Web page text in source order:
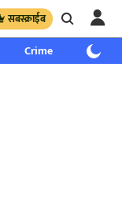
सबस्क्राईब
Crime साप्ताहिक